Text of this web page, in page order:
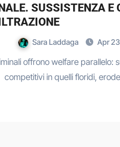
SUSSISTENZA E
Sara Laddaga Apr
offrono welfare parallelo:
competitivi in quelli floridi,